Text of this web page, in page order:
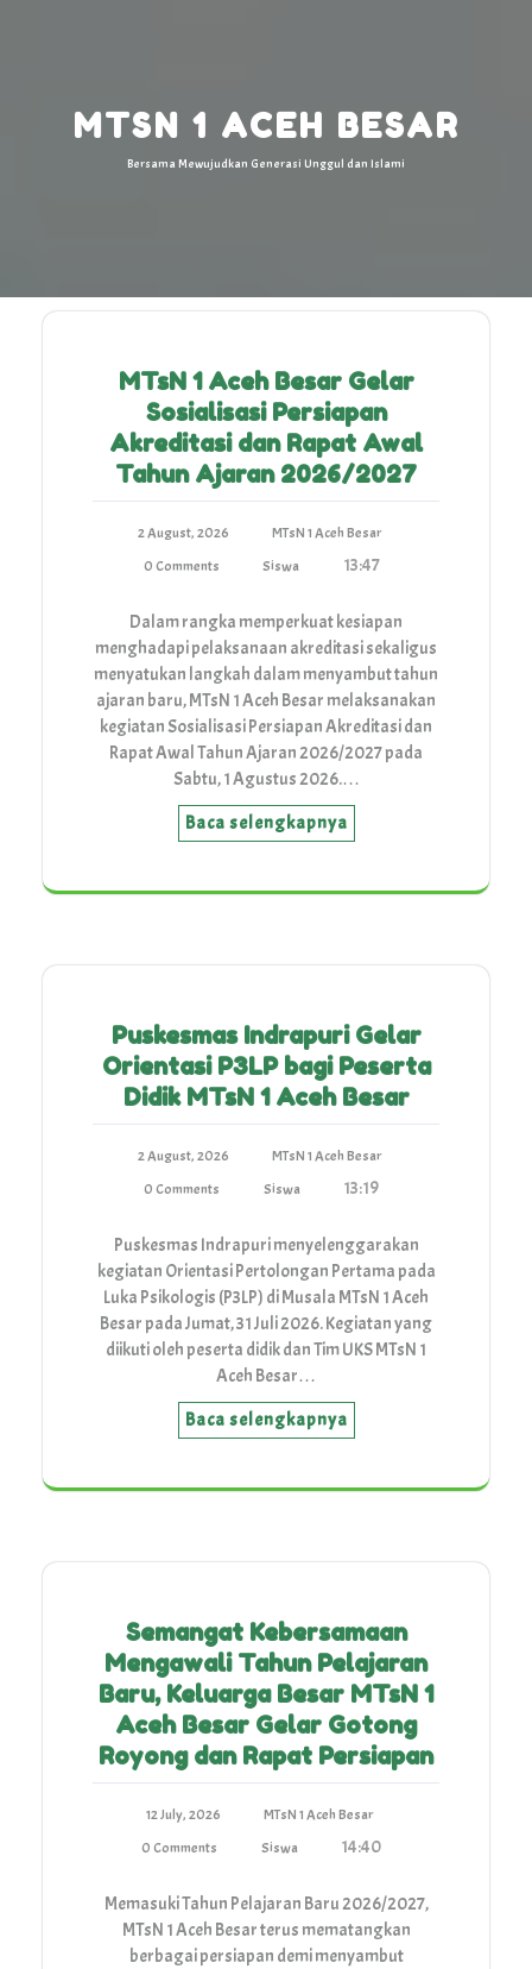
MTSN 1 ACEH BESAR
Bersama Mewujudkan Generasi Unggul dan Islami
MTsN 1 Aceh Besar Gelar
Sosialisasi Persiapan
Akreditasi dan Rapat Awal
Tahun Ajaran 2026/2027
2 August, 2026
MTsN 1 Aceh Besar
0 Comments
Siswa 13:47
Dalam rangka memperkuat kesiapan
menghadapi pelaksanaan akreditasi sekaligus
menyatukan langkah dalam menyambut tahun
ajaran baru, MTsN 1 Aceh Besar melaksanakan
kegiatan Sosialisasi Persiapan Akreditasi dan
Rapat Awal Tahun Ajaran 2026/2027 pada
Sabtu, 1 Agustus 2026.…
Baca selengkapnya
Puskesmas Indrapuri Gelar
Orientasi P3LP bagi Peserta
Didik MTsN 1 Aceh Besar
2 August, 2026
MTsN 1 Aceh Besar
0 Comments
Siswa 13:19
Puskesmas Indrapuri menyelenggarakan
kegiatan Orientasi Pertolongan Pertama pada
Luka Psikologis (P3LP) di Musala MTsN 1 Aceh
Besar pada Jumat, 31 Juli 2026. Kegiatan yang
diikuti oleh peserta didik dan Tim UKS MTsN 1
Aceh Besar…
Baca selengkapnya
Semangat Kebersamaan
Mengawali Tahun Pelajaran
Baru, Keluarga Besar MTsN 1
Aceh Besar Gelar Gotong
Royong dan Rapat Persiapan
12 July, 2026
MTsN 1 Aceh Besar
0 Comments
Siswa 14:40
Memasuki Tahun Pelajaran Baru 2026/2027,
MTsN 1 Aceh Besar terus mematangkan
berbagai persiapan demi menyambut